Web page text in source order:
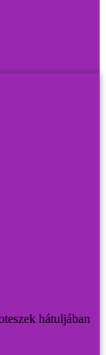
hátuljában